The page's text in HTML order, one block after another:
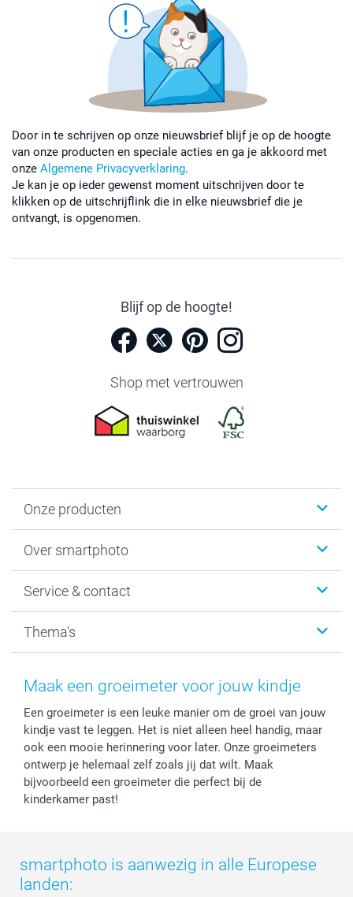
Door in te schrijven op onze nieuwsbrief blijf je op de hoogte
van onze producten en speciale acties en ga je akkoord met
onze Algemene Privacyverklaring.
Je kan je op ieder gewenst moment uitschrijven door te
klikken op de uitschrijflink die in elke nieuwsbrief die je
ontvangt, is opgenomen.
Blijf op de hoogte!
Shop met vertrouwen
Onze producten
Fotoboeken
Fotocadeaus
Kaarten
Over smartphoto
Vacatures
Bestelproces
Herroepingsrecht
Cookiebeleid
Reviews
Prijslijst
Investor Relations
Service & contact
Tevredenheidsgarantie
Mijn orderstatus
smartfriends
service@smartphoto.nl
Affiliate partnerprogramma
Partnerships
Influencer partnerprogramma
Thema's
Baby
Vaderdag
Huwelijk
Maak een groeimeter voor jouw kindje
Een groeimeter is een leuke manier om de groei van jouw
kindje vast te leggen. Het is niet alleen heel handig, maar
ook een mooie herinnering voor later. Onze groeimeters
ontwerp je helemaal zelf zoals jij dat wilt. Maak
bijvoorbeeld een groeimeter die perfect bij de
kinderkamer past!
smartphoto is aanwezig in alle Europese
landen: